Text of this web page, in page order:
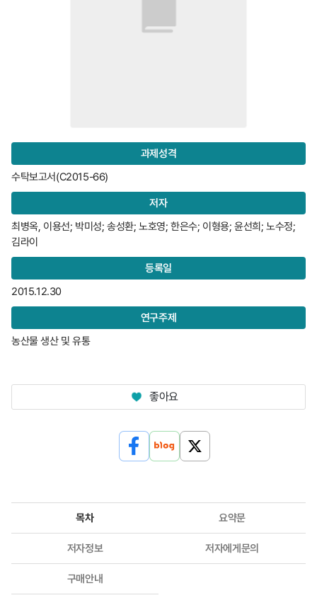
과제성격
수탁보고서(C2015-66)
저자
최병옥, 이용선; 박미성; 송성환; 노호영; 한은수; 이형용; 윤선희; 노수정;
김라이
등록일
2015.12.30
연구주제
농산물 생산 및 유통
좋아요
목차 요약문
저자정보 저자에게문의
구매안내